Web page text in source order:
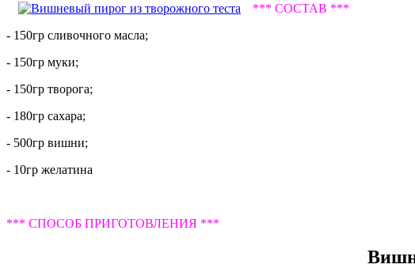
*** СОСТАВ ***
- 150гр сливочного масла;
- 150гр муки;
- 150гр творога;
- 180гр сахара;
- 500гр вишни;
- 10гр желатина
*** СПОСОБ ПРИГОТОВЛЕНИЯ ***